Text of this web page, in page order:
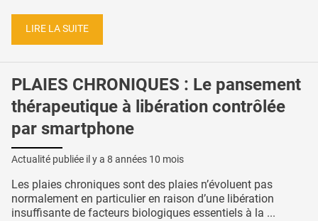
LIRE LA SUITE
PLAIES CHRONIQUES : Le pansement
thérapeutique à libération contrôlée
par smartphone
Actualité publiée il y a 8 années 10 mois
Les plaies chroniques sont des plaies n’évoluent pas
normalement en particulier en raison d’une libération
insuffisante de facteurs biologiques essentiels à la ...